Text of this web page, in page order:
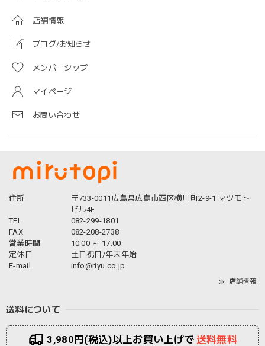
店舗情報
ブログ/お知らせ
メンバーシップ
マイページ
お問い合わせ
住所
〒733-0011広島県広島市西区横川町2-9-1 マツモト
ビル4F
TEL
082-299-1801
FAX
082-208-2738
営業時間
10:00 ～ 17:00
定休日
土日祝日/年末年始
E-mail
info@riyu.co.jp
店舗情報
送料について
3,980円(税込)以上お買い上げで 送料無料